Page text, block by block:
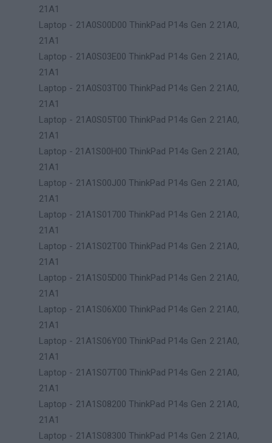
21A1
Laptop - 21A0S00D00 ThinkPad P14s Gen 2 21A0,
21A1
Laptop - 21A0S03E00 ThinkPad P14s Gen 2 21A0,
21A1
Laptop - 21A0S03T00 ThinkPad P14s Gen 2 21A0,
21A1
Laptop - 21A0S05T00 ThinkPad P14s Gen 2 21A0,
21A1
Laptop - 21A1S00H00 ThinkPad P14s Gen 2 21A0,
21A1
Laptop - 21A1S00J00 ThinkPad P14s Gen 2 21A0,
21A1
Laptop - 21A1S01700 ThinkPad P14s Gen 2 21A0,
21A1
Laptop - 21A1S02T00 ThinkPad P14s Gen 2 21A0,
21A1
Laptop - 21A1S05D00 ThinkPad P14s Gen 2 21A0,
21A1
Laptop - 21A1S06X00 ThinkPad P14s Gen 2 21A0,
21A1
Laptop - 21A1S06Y00 ThinkPad P14s Gen 2 21A0,
21A1
Laptop - 21A1S07T00 ThinkPad P14s Gen 2 21A0,
21A1
Laptop - 21A1S08200 ThinkPad P14s Gen 2 21A0,
21A1
Laptop - 21A1S08300 ThinkPad P14s Gen 2 21A0,